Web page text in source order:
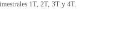
1T, 2T, 3T y 4T.